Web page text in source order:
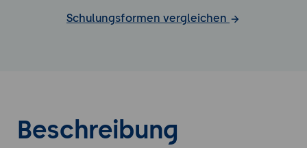
Schulungsformen vergleichen
Beschreibung